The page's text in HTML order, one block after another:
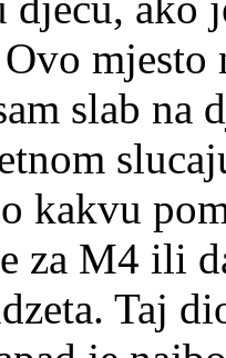
slab na
kakvu
za M4 ili
Taj